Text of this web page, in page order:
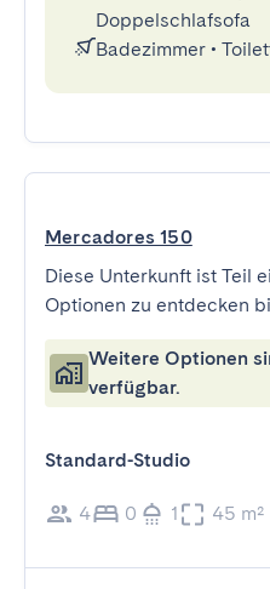
Doppelschlafsofa
Badezimmer •
Mercadores 150
Diese Unterkunft ist Teil
Optionen zu entdecken
Weitere Optionen
verfügbar.
Standard-Studio
4 0 1 45 m²